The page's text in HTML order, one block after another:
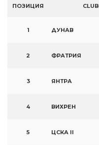
ПОЗИЦИЯ CLUB
1 ДУНАВ
2 ФРАТРИЯ
3 ЯНТРА
4 ВИХРЕН
5 ЦСКА II